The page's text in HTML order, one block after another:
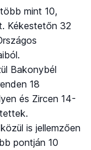
mint 10,
Kékestetőn 32
Bakonybél
18
és Zircen 14-
is jellemzően
pontján 10